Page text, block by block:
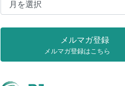
（月
メルマガ登録
メルマガ登録はこちら